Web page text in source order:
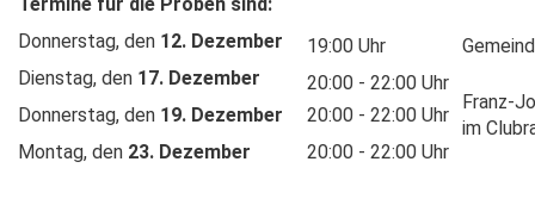
Donnerstag, den 12. Dezember 19:00 Uhr
Dienstag, den 17. Dezember
20:00 - 22:00 Uhr
Franz-
im
Donnerstag, den 19. Dezember
20:00 - 22:00 Uhr
Montag, den 23. Dezember 20:00 - 22:00 Uhr